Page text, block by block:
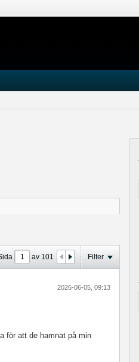
av 101 Filter
2026-06-05, 09:13
för att de hamnat på min